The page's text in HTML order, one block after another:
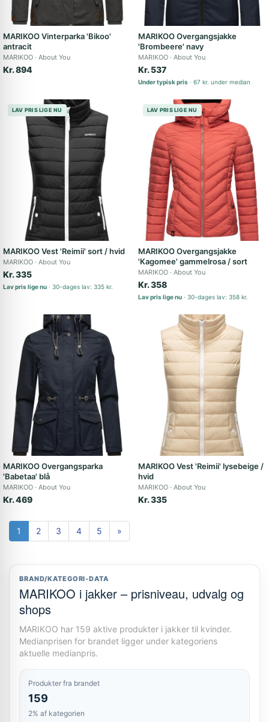
MARIKOO Vinterparka 'Bikoo'
antracit
MARIKOO About You
Kr. 894
MARIKOO Overgangsjakke
'Brombeere' navy
MARIKOO About You
Kr. 537
Under typisk pris 67 kr. under median
LAV PRIS LIGE NU
MARIKOO Vest 'Reimii' sort / hvid
MARIKOO About You
Kr. 335
Lav pris lige nu 30-dages lav: 335 kr.
LAV PRIS LIGE NU
MARIKOO Overgangsjakke
'Kagomee' gammelrosa / sort
MARIKOO About You
Kr. 358
Lav pris lige nu 30-dages lav: 358 kr.
MARIKOO Overgangsparka
'Babetaa' blå
MARIKOO About You
Kr. 469
MARIKOO Vest 'Reimii' lysebeige /
hvid
MARIKOO About You
Kr. 335
1 2 3 4 5 »
BRAND/KATEGORI-DATA
MARIKOO i jakker – prisniveau, udvalg og
shops
MARIKOO har 159 aktive produkter i jakker til kvinder.
Medianprisen for brandet ligger under kategoriens
aktuelle medianpris.
Produkter fra brandet
159
2% af kategorien